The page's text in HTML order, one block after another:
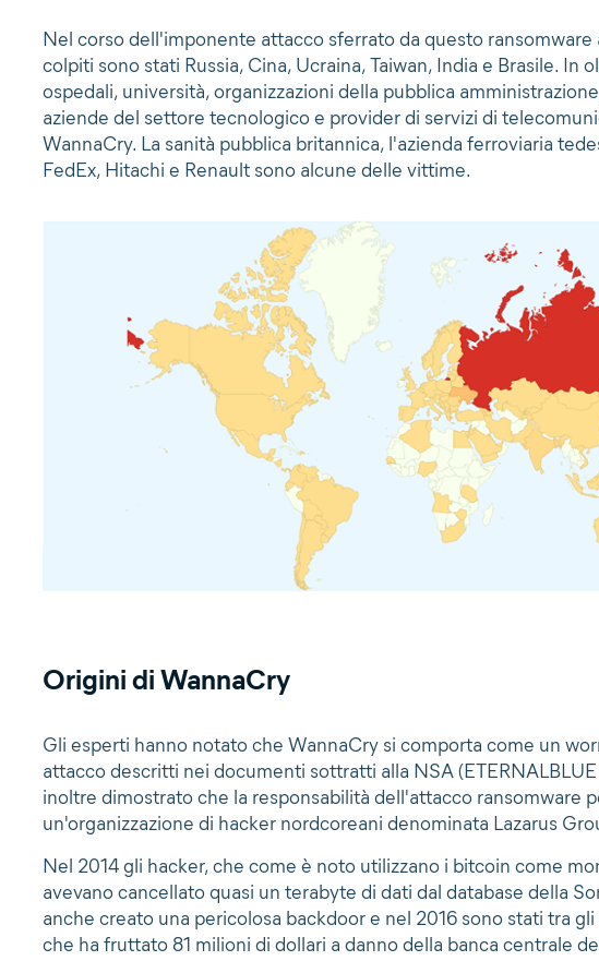
Nel corso dell'imponente attacco sferrato da questo ransomware
colpiti sono stati Russia, Cina, Ucraina, Taiwan, India e Brasile. In
ospedali, università, organizzazioni della pubblica
aziende del settore tecnologico e provider di servizi di
WannaCry. La sanità pubblica britannica, l'azienda ferroviaria
FedEx, Hitachi e Renault sono alcune delle vittime.
Origini di WannaCry
Gli esperti hanno notato che WannaCry si comporta come un
attacco descritti nei documenti sottratti alla NSA
inoltre dimostrato che la responsabilità dell'attacco ransomware
un'organizzazione di hacker nordcoreani denominata Lazarus
Nel 2014 gli hacker, che come è noto utilizzano i bitcoin come
avevano cancellato quasi un terabyte di dati dal database della
anche creato una pericolosa backdoor e nel 2016 sono stati tra
che ha fruttato 81 milioni di dollari a danno della banca centrale